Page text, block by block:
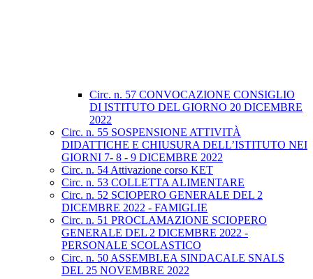
Circ. n. 57 CONVOCAZIONE CONSIGLIO
DI ISTITUTO DEL GIORNO 20 DICEMBRE
2022
Circ. n. 55 SOSPENSIONE ATTIVITÀ
DIDATTICHE E CHIUSURA DELL’ISTITUTO NEI
GIORNI 7- 8 - 9 DICEMBRE 2022
Circ. n. 54 Attivazione corso KET
Circ. n. 53 COLLETTA ALIMENTARE
Circ. n. 52 SCIOPERO GENERALE DEL 2
DICEMBRE 2022 - FAMIGLIE
Circ. n. 51 PROCLAMAZIONE SCIOPERO
GENERALE DEL 2 DICEMBRE 2022 -
PERSONALE SCOLASTICO
Circ. n. 50 ASSEMBLEA SINDACALE SNALS
DEL 25 NOVEMBRE 2022